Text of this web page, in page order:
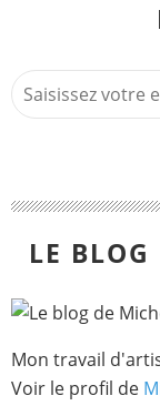
LE
Mon travail
Voir le profil de